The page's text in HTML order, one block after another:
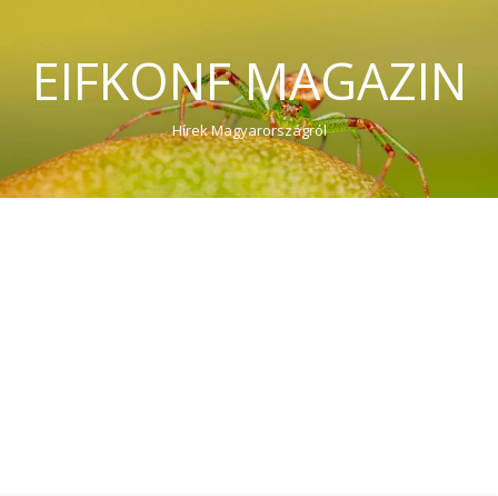
EIFKONF MAGAZIN
Hírek Magyarországról